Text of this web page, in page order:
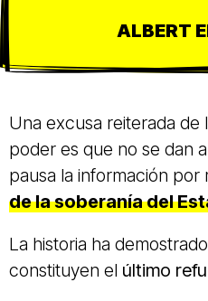
ALBERT
Una excusa reiterada de
poder es que no se dan
pausa la información por
de la soberanía del
La historia ha
constituyen el último